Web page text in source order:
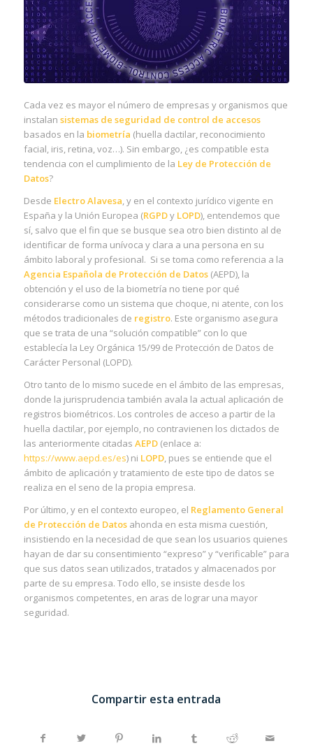
Cada vez es mayor el número de empresas y organismos que
instalan sistemas de seguridad de control de accesos
basados en la biometría (huella dactilar, reconocimiento
facial, iris, retina, voz…). Sin embargo, ¿es compatible esta
tendencia con el cumplimiento de la Ley de Protección de
Datos?
Desde Electro Alavesa, y en el contexto jurídico vigente en
España y la Unión Europea (RGPDy LOPD), entendemos que
sí, salvo que el fin que se busque sea otro bien distinto al de
identificar de forma unívoca y clara a una persona en su
ámbito laboral y profesional. Si se toma como referencia a la
Agencia Española de Protección de Datos(AEPD), la
obtención y el uso de la biometría no tiene por qué
considerarse como un sistema que choque, ni atente, con los
métodos tradicionales de registro. Este organismo asegura
que se trata de una “solución compatible” con lo que
establecía la Ley Orgánica 15/99 de Protección de Datos de
Carácter Personal (LOPD).
Otro tanto de lo mismo sucede en el ámbito de las empresas,
donde la jurisprudencia también avala la actual aplicación de
registros biométricos. Los controles de acceso a partir de la
huella dactilar, por ejemplo, no contravienen los dictados de
las anteriormente citadas AEPD(enlace a:
https://www.aepd.es/es) ni LOPD, pues se entiende que el
ámbito de aplicación y tratamiento de este tipo de datos se
realiza en el seno de la propia empresa.
Por último, y en el contexto europeo, el Reglamento General
de Protección de Datosahonda en esta misma cuestión,
insistiendo en la necesidad de que sean los usuarios quienes
hayan de dar su consentimiento “expreso” y “verificable” para
que sus datos sean utilizados, tratados y almacenados por
parte de su empresa. Todo ello, se insiste desde los
organismos competentes, en aras de lograr una mayor
seguridad.
Compartir esta entrada